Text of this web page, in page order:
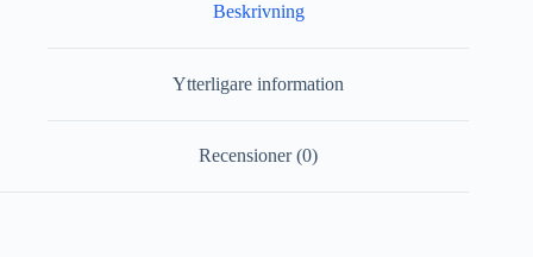
Beskrivning
Ytterligare information
Recensioner (0)